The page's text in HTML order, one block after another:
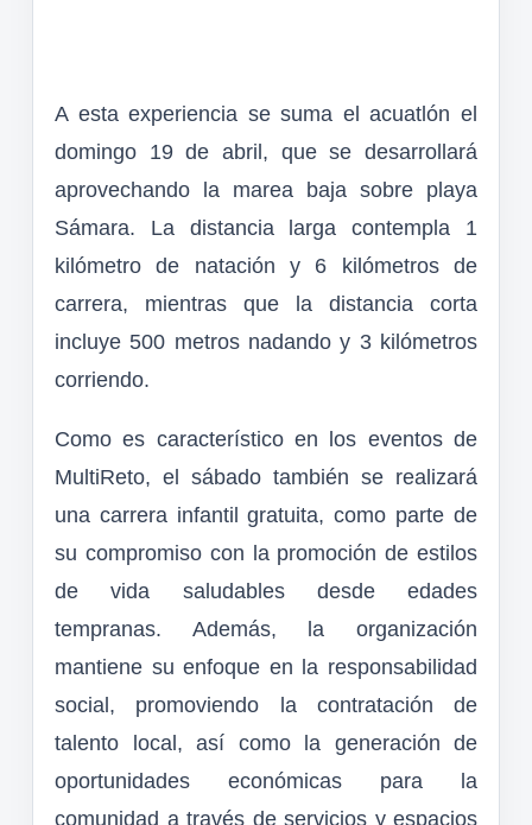
A esta experiencia se suma el acuatlón el
domingo 19 de abril, que se desarrollará
aprovechando la marea baja sobre playa
Sámara. La distancia larga contempla 1
kilómetro de natación y 6 kilómetros de
carrera, mientras que la distancia corta
incluye 500 metros nadando y 3 kilómetros
corriendo.
Como es característico en los eventos de
MultiReto, el sábado también se realizará
una carrera infantil gratuita, como parte de
su compromiso con la promoción de estilos
de vida saludables desde edades
tempranas. Además, la organización
mantiene su enfoque en la responsabilidad
social, promoviendo la contratación de
talento local, así como la generación de
oportunidades económicas para la
comunidad a través de servicios y espacios